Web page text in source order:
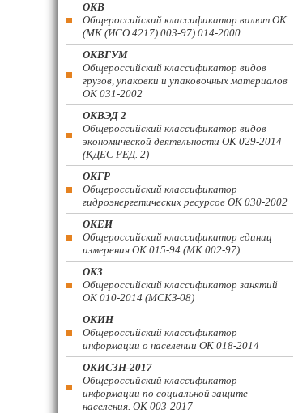
ОКВ
Общероссийский классификатор валют ОК
(МК (ИСО 4217) 003-97) 014-2000
ОКВГУМ
Общероссийский классификатор видов
грузов, упаковки и упаковочных материалов
ОК 031-2002
ОКВЭД 2
Общероссийский классификатор видов
экономической деятельности ОК 029-2014
(КДЕС РЕД. 2)
ОКГР
Общероссийский классификатор
гидроэнергетических ресурсов ОК 030-2002
ОКЕИ
Общероссийский классификатор единиц
измерения ОК 015-94 (МК 002-97)
ОКЗ
Общероссийский классификатор занятий
ОК 010-2014 (МСКЗ-08)
ОКИН
Общероссийский классификатор
информации о населении ОК 018-2014
ОКИСЗН-2017
Общероссийский классификатор
информации по социальной защите
населения. ОК 003-2017